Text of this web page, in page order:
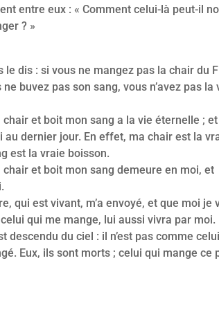
entre eux : « Comment celui-là peut-il
? »
le dis :si vous ne mangez pas la chair du
ne buvez pas son sang,vous n’avez pas la
et boit mon sanga la vie éternelle ;et
au dernier jour. En effet, ma chair est la
est la vraie boisson.
et boit mon sangdemeure en moi,et
qui est vivant, m’a envoyé,et que moi je
qui me mange, lui aussi vivra par moi.
descendu du ciel : il n’est pas comme celui
Eux, ils sont morts ;celui qui mange ce